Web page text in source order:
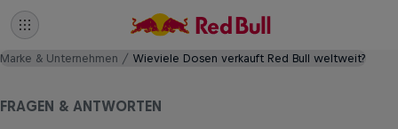
Marke & Unternehmen Wieviele Dosen verkauft Red Bull weltweit?
FRAGEN & ANTWORTEN